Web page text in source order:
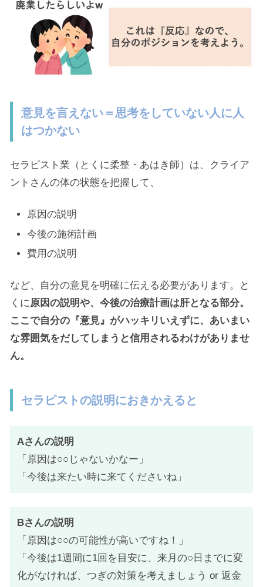
意見を言えない＝思考をしていない人に人
はつかない
セラピスト業（とくに柔整・あはき師）は、クライア
ントさんの体の状態を把握して、
原因の説明
今後の施術計画
費用の説明
など、自分の意見を明確に伝える必要があります。と
くに原因の説明や、今後の治療計画は肝となる部分。
ここで自分の『意見』がハッキリいえずに、あいまい
な雰囲気をだしてしまうと信用されるわけがありませ
ん。
セラピストの説明におきかえると
Aさんの説明
「原因は○○じゃないかなー」
「今後は来たい時に来てくださいね」
Bさんの説明
「原因は○○の可能性が高いですね！」
「今後は1週間に1回を目安に、来月の○日までに変
化がなければ、つぎの対策を考えましょう or 返金